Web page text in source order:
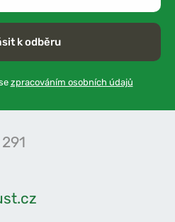
k odběru
zpracováním osobních údajů